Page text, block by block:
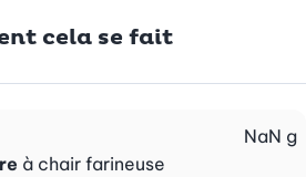
cela se fait
à chair farineuse
NaN g